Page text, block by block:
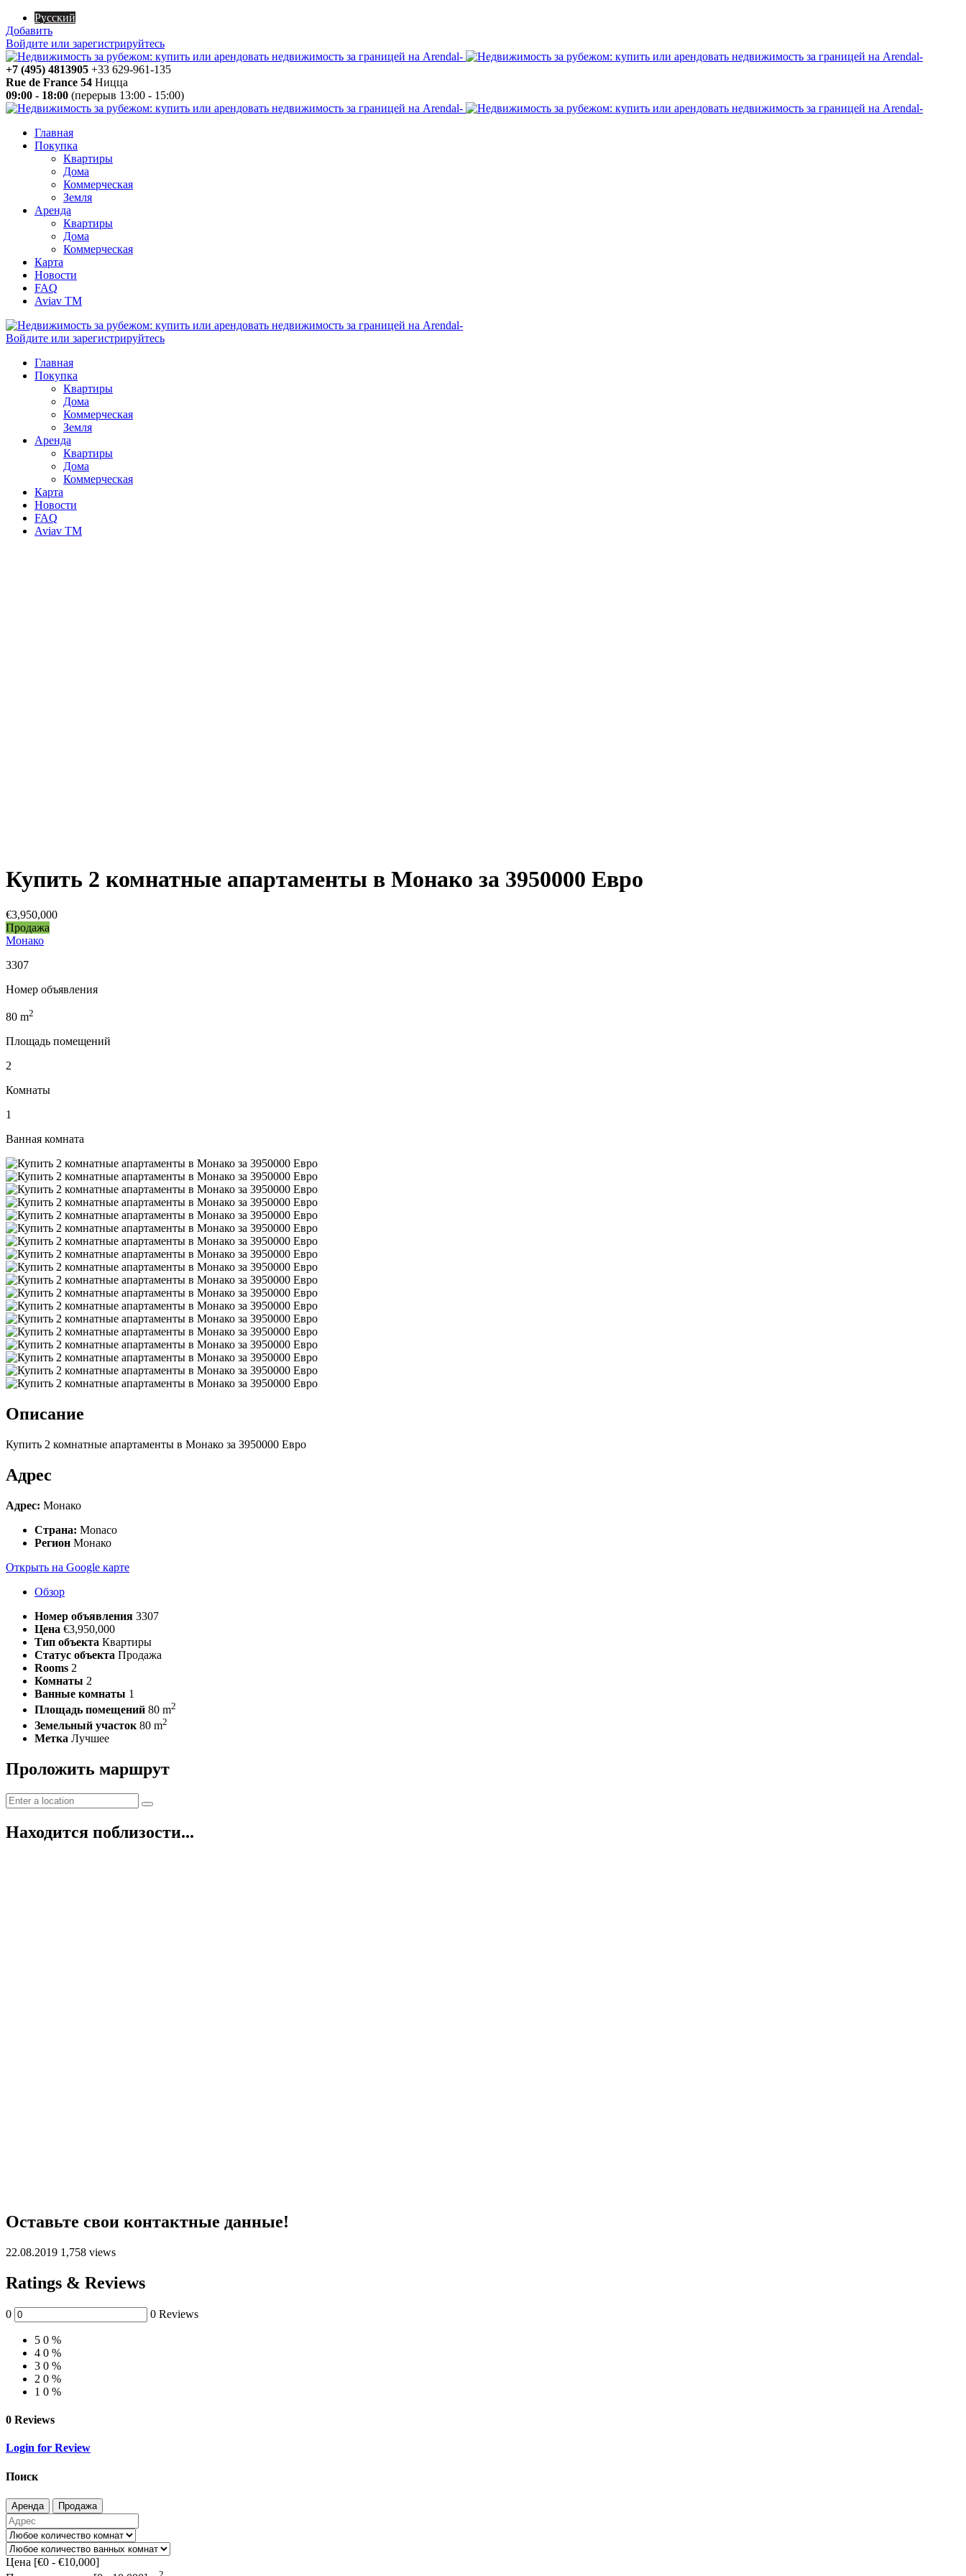
Русский
Добавить
Войдите или зарегистрируйтесь
+7 (495) 4813905 +33 629-961-135
Rue de France 54 Ницца
09:00 - 18:00 (перерыв 13:00 - 15:00)
Главная
Покупка
Квартиры
Дома
Коммерческая
Земля
Аренда
Квартиры
Дома
Коммерческая
Карта
Новости
FAQ
Aviav TM
Войдите или зарегистрируйтесь
Главная
Покупка
Квартиры
Дома
Коммерческая
Земля
Аренда
Квартиры
Дома
Коммерческая
Карта
Новости
FAQ
Aviav TM
Купить 2 комнатные апартаменты в Монако за 3950000 Евро
€3,950,000
Продажа
Монако
3307
Номер объявления
80 m2
Площадь помещений
2
Комнаты
1
Ванная комната
Описание
Купить 2 комнатные апартаменты в Монако за 3950000 Евро
Адрес
Адрес: Монако
Страна: Monaco
Регион Монако
Открыть на Google карте
Обзор
Номер объявления 3307
Цена €3,950,000
Тип объекта Квартиры
Статус объекта Продажа
Rooms 2
Комнаты 2
Ванные комнаты 1
Площадь помещений 80 m2
Земельный участок 80 m2
Метка Лучшее
Проложить маршрут
Находится поблизости...
Оставьте свои контактные данные!
22.08.2019 1,758 views
Ratings & Reviews
0 0 Reviews
5 0 %
4 0 %
3 0 %
2 0 %
1 0 %
0 Reviews
Login for Review
Поиск
Аренда Продажа
Цена [€0 - €10,000]